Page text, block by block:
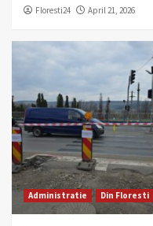
Floresti24 April 21, 2026
Administratie Din Floresti